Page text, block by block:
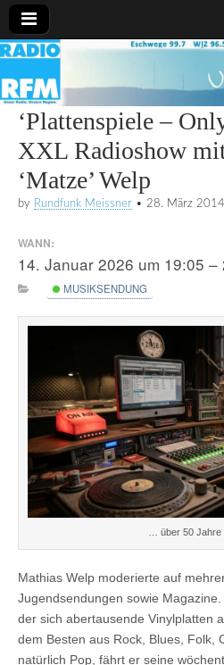
Radio
RFM
‘Plattenspiele –
XXL Radioshow
‘Matze’ Welp
by Rundfunk Meissner • 28. März 2014
WANN:
14. Januar 2026 um 19:05 –
MUSIKSENDUNG
… über 50 Jahre
Mathias Welp moderierte auf
Jugendsendungen sowie
der sich abertausende Vinylplatten
dem Besten aus Rock, Blues, Folk,
natürlich Pop, fährt er seine